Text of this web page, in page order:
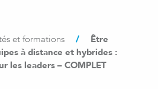
et formations /
Être
à distance et hybrides :
les leaders – COMPLET